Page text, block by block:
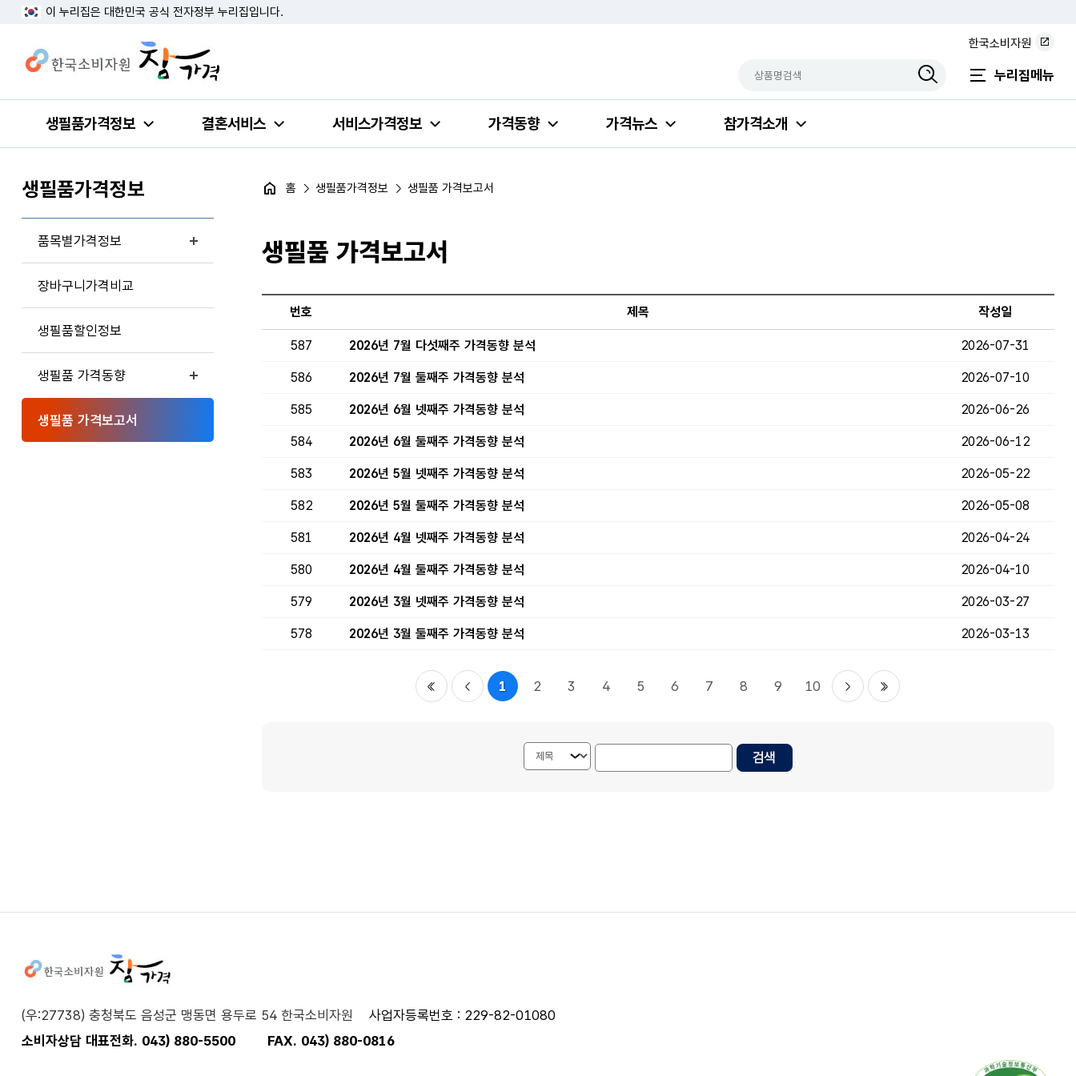
이 누리집은 대한민국 공식 전자정부 누리집입니다.
한국소비자원
누리집메뉴
생필품가격정보 결혼서비스 서비스가격정보 가격동향 가격뉴스 참가격소개
생필품가격정보
품목별가격정보
장바구니가격비교
생필품할인정보
생필품 가격동향
생필품 가격보고서
홈 생필품가격정보 생필품 가격보고서
생필품 가격보고서
번호 제목 작성일
587 2026년 7월 다섯째주 가격동향 분석 2026-07-31
586 2026년 7월 둘째주 가격동향 분석 2026-07-10
585 2026년 6월 넷째주 가격동향 분석 2026-06-26
584 2026년 6월 둘째주 가격동향 분석 2026-06-12
583 2026년 5월 넷째주 가격동향 분석 2026-05-22
582 2026년 5월 둘째주 가격동향 분석 2026-05-08
581 2026년 4월 넷째주 가격동향 분석 2026-04-24
580 2026년 4월 둘째주 가격동향 분석 2026-04-10
579 2026년 3월 넷째주 가격동향 분석 2026-03-27
578 2026년 3월 둘째주 가격동향 분석 2026-03-13
1 2 3 4 5 6 7 8 9 10
(우:27738) 충청북도 음성군 맹동면 용두로 54 한국소비자원
사업자등록번호 : 229-82-01080
소비자상담 대표전화. 043) 880-5500
FAX. 043) 880-0816